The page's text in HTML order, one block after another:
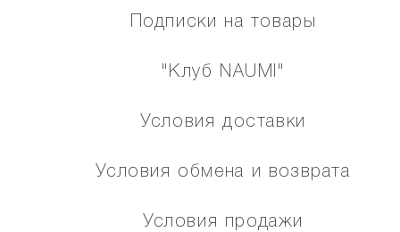
Подписки на товары
"Клуб NAUMI"
Условия доставки
Условия обмена и возврата
Условия продажи